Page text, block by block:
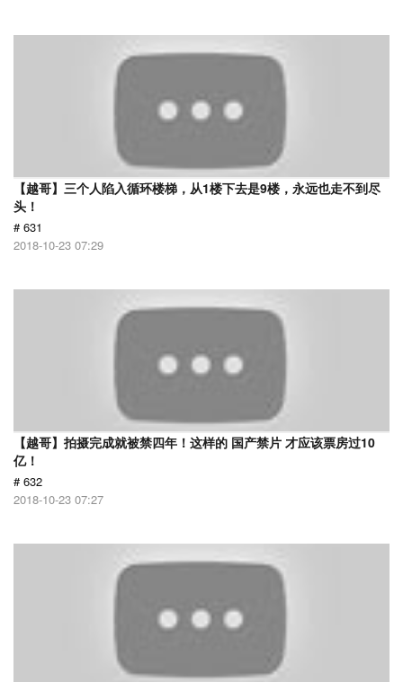
【越哥】三个人陷入循环楼梯，从1楼下去是9楼，永远也走不到尽
头！
# 631
2018-10-23 07:29
【越哥】拍摄完成就被禁四年！这样的 国产禁片 才应该票房过10
亿！
# 632
2018-10-23 07:27